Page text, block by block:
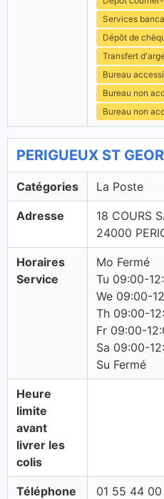
Services
Dépôt de
Transfert
Bureau
Bureau non
Bureau non
PERIGUEUX ST
Catégories La Poste
Adresse
18 COURS
24000
Horaires
Service
Mo Fermé
Tu 09:00-
We 09:00-
Th 09:00-
Fr 09:00-
Sa 09:00-
Su Fermé
Heure
limite
avant
livrer les
colis
Téléphone 01 55 44